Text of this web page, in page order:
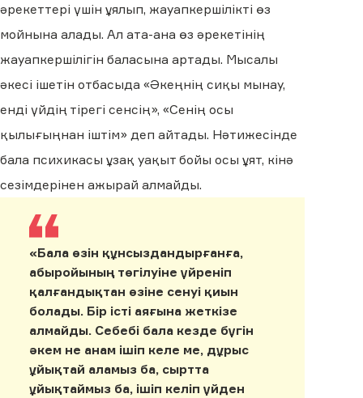
әрекеттері үшін ұялып, жауапкершілікті өз
мойнына алады. Ал ата-ана өз әрекетінің
жауапкершілігін баласына артады. Мысалы
әкесі ішетін отбасыда «Әкеңнің сиқы мынау,
енді үйдің тірегі сенсің», «Сенің осы
қылығыңнан іштім» деп айтады. Нәтижесінде
бала психикасы ұзақ уақыт бойы осы ұят, кінә
сезімдерінен ажырай алмайды.
«Бала өзін құнсыздандырғанға,
абыройының төгілуіне үйреніп
қалғандықтан өзіне сенуі қиын
болады. Бір істі аяғына жеткізе
алмайды. Себебі бала кезде бүгін
әкем не анам ішіп келе ме, дұрыс
ұйықтай аламыз ба, сыртта
ұйықтаймыз ба, ішіп келіп үйден